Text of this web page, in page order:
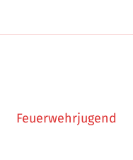
Feuerwehrjugend